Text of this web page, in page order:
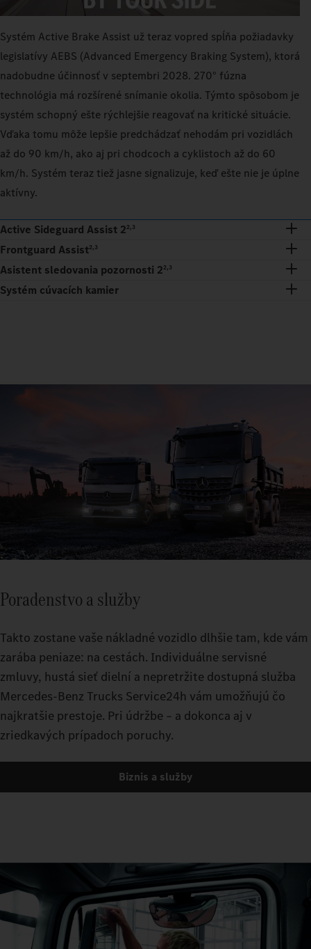
Systém Active Brake Assist už teraz vopred spĺňa požiadavky
legislatívy AEBS (Advanced Emergency Braking System), ktorá
nadobudne účinnosť v septembri 2028. 270° fúzna
technológia má rozšírené snímanie okolia. Týmto spôsobom je
systém schopný ešte rýchlejšie reagovať na kritické situácie.
Vďaka tomu môže lepšie predchádzať nehodám pri vozidlách
až do 90 km/h, ako aj pri chodcoch a cyklistoch až do 60
km/h. Systém teraz tiež jasne signalizuje, keď ešte nie je úplne
aktívny.
Active Sideguard Assist 22,3
Frontguard Assist2,3
Asistent sledovania pozornosti 22,3
Systém cúvacích kamier
Poradenstvo a služby
Takto zostane vaše nákladné vozidlo dlhšie tam, kde vám
zarába peniaze: na cestách. Individuálne servisné
zmluvy, hustá sieť dielní a nepretržite dostupná služba
Mercedes-Benz Trucks Service24h vám umožňujú čo
najkratšie prestoje. Pri údržbe – a dokonca aj v
zriedkavých prípadoch poruchy.
Biznis a služby